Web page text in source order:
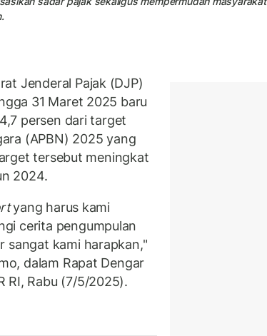
Jenderal Pajak (DJP)
31 Maret 2025 baru
persen dari target
(APBN) 2025 yang
tersebut meningkat
2024.
yang harus kami
cerita pengumpulan
sangat kami harapkan,"
dalam Rapat Dengar
RI, Rabu (7/5/2025).